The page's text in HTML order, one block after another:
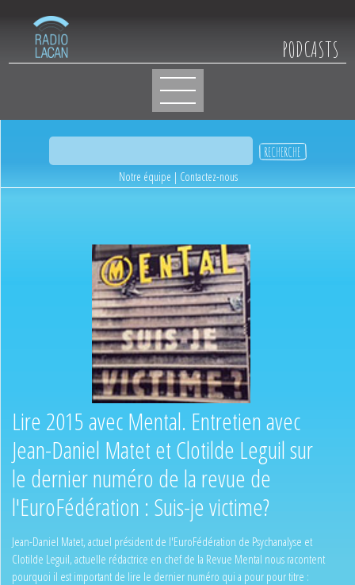
PODCASTS
Notre équipe | Contactez-nous
Lire 2015 avec Mental. Entretien avec
Jean-Daniel Matet et Clotilde Leguil sur
le dernier numéro de la revue de
l'EuroFédération : Suis-je victime?
Jean-Daniel Matet, actuel président de l'EuroFédération de Psychanalyse et
Clotilde Leguil, actuelle rédactrice en chef de la Revue Mental nous racontent
pourquoi il est important de lire le dernier numéro qui a pour pour titre :